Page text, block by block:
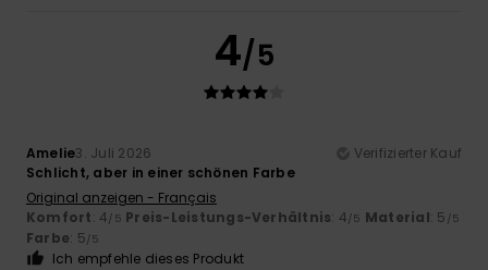
4/5
Amelie3. Juli 2026
Verifizierter Kauf
Schlicht, aber in einer schönen Farbe
Original anzeigen - Français
Komfort: 4/5 Preis-Leistungs-Verhältnis: 4/5 Material: 5 /5
Farbe: 5/5
Ich empfehle dieses Produkt